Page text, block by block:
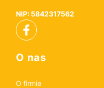
NIP: 5842317562
Linki w stopce
O nas
O firmie